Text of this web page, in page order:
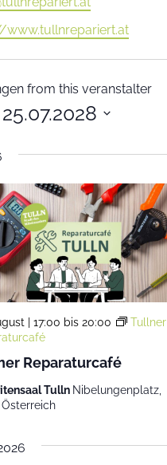
www.tullnrepariert.at
from this veranstalter
25.07.2028
Reparaturcafé
| 17:00 bis 20:00
Tullner
Tulln Nibelungenplatz,